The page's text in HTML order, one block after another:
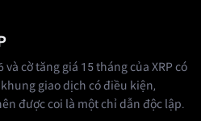
cờ tăng giá 15 tháng của XRP có
giao dịch có điều kiện,
được coi là một chỉ dẫn độc lập.